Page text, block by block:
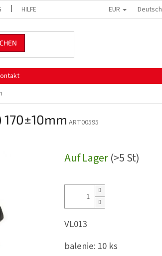
HILFE EUR Deutsch
ART00595
Auf Lager(>5 St)
VL013
balenie: 10 ks